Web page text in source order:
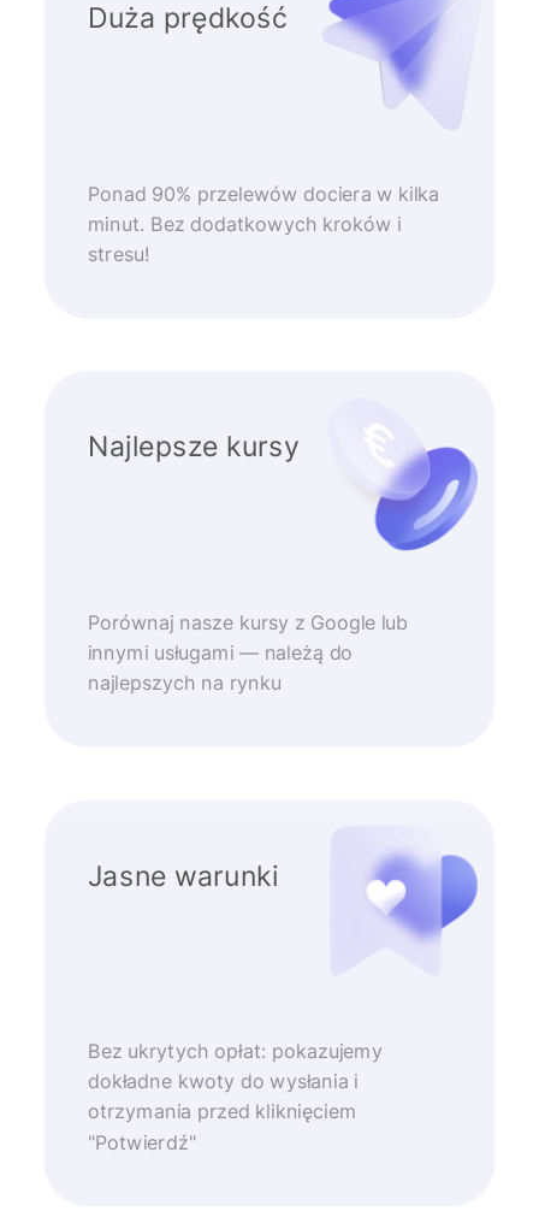
Duża prędkość
Ponad 90% przelewów dociera w kilka
minut. Bez dodatkowych kroków i
stresu!
Najlepsze kursy
Porównaj nasze kursy z Google lub
innymi usługami — należą do
najlepszych na rynku
Jasne warunki
Bez ukrytych opłat: pokazujemy
dokładne kwoty do wysłania i
otrzymania przed kliknięciem
"Potwierdź"